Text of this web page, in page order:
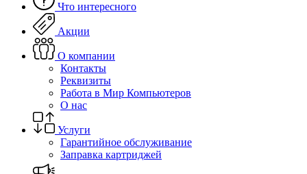
Что интересного
Акции
О компании
Контакты
Реквизиты
Работа в Мир Компьютеров
О нас
Услуги
Гарантийное обслуживание
Заправка картриджей